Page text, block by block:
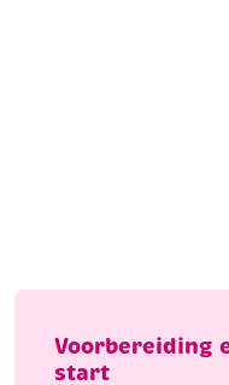
Voorbereiding
start